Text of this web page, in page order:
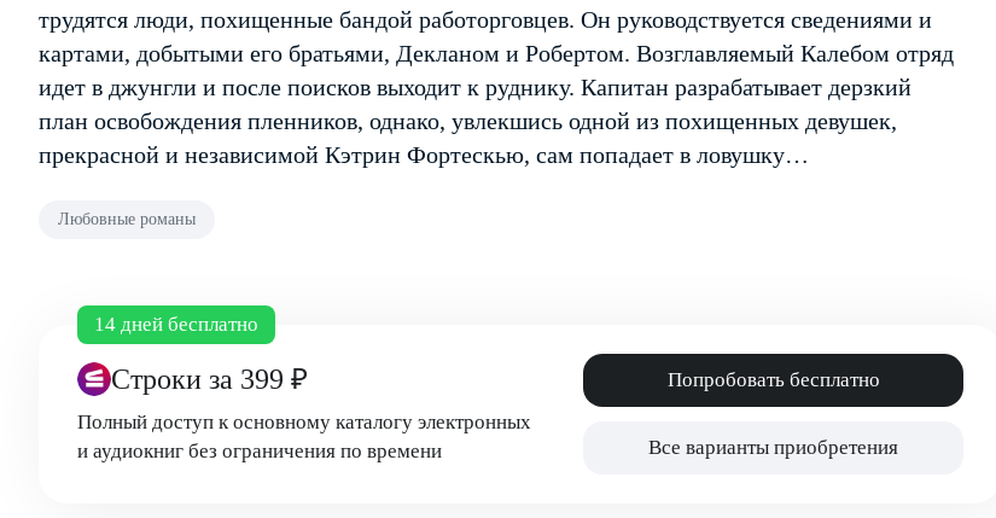
трудятся люди, похищенные бандой работорговцев. Он руководствуется сведениями и
картами, ­добытыми его братьями, Декланом и Робертом. Возглавляемый ­Калебом отряд
идет в джунгли и после поисков выходит к руднику. Капитан разрабатывает дерзкий
план освобождения пленников, однако, увлекшись одной из похищенных девушек,
прекрасной и независимой Кэтрин Фортескью, сам попадает в ловушку…
Любовные романы
14 дней бесплатно
Строки за 399 ₽
Полный доступ к основному каталогу электронных
и аудиокниг без ограничения по времени
Попробовать бесплатно
Все варианты приобретения